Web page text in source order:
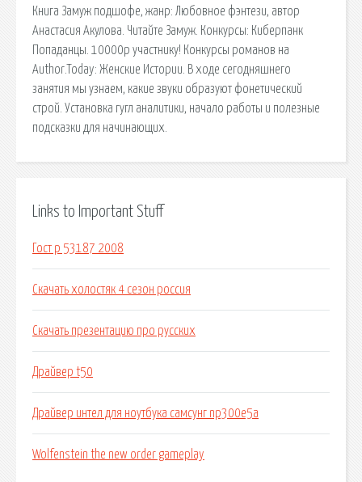
Книга Замуж подшофе, жанр: Любовное фэнтези, автор
Анастасия Акулова. Читайте Замуж. Конкурсы: Киберпанк
Попаданцы. 10000р участнику! Конкурсы романов на
Author.Today: Женские Истории. В ходе сегодняшнего
занятия мы узнаем, какие звуки образуют фонетический
строй. Установка гугл аналитики, начало работы и полезные
подсказки для начинающих.
Links to Important Stuff
Гост р 53187 2008
Скачать холостяк 4 сезон россия
Скачать презентацию про русских
Драйвер t50
Драйвер интел для ноутбука самсунг np300e5a
Wolfenstein the new order gameplay